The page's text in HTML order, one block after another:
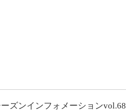
ズンインフォメーションvol.68